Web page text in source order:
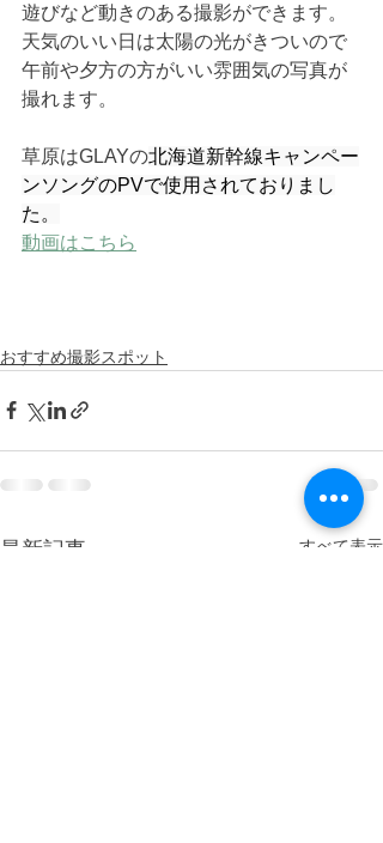
遊びなど動きのある撮影ができます。
天気のいい日は太陽の光がきついので
午前や夕方の方がいい雰囲気の写真が
撮れます。
草原はGLAYの北海道新幹線キャンペー
ンソングのPVで使用されておりまし
た。
動画はこちら
おすすめ撮影スポット
最新記事 すべて表示